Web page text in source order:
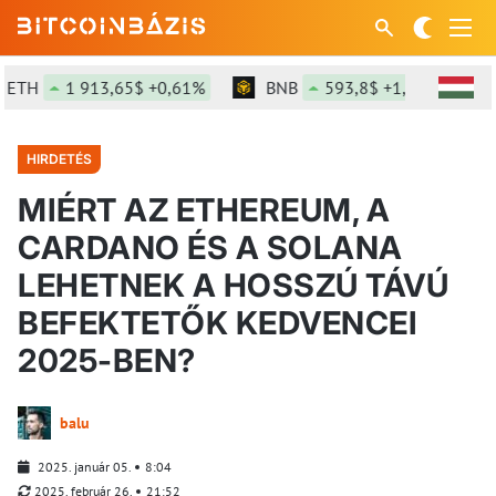
1 913,65$ +0,61% BNB 593,8$ +1,35%
HIRDETÉS
MIÉRT AZ ETHEREUM, A
CARDANO ÉS A SOLANA
LEHETNEK A HOSSZÚ TÁVÚ
BEFEKTETŐK KEDVENCEI
2025-BEN?
balu
2025. január 05.
8:04
2025. február 26.
21:52